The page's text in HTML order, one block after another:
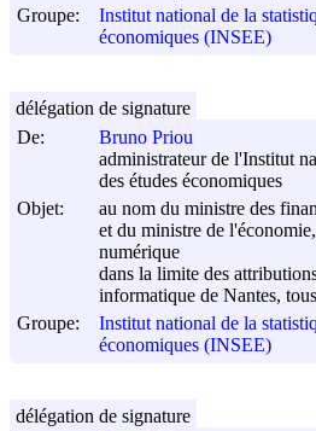
Groupe:
Institut national de la
économiques (INSEE)
De:
Bruno Priou
administrateur de l'Institut
des études économiques
Objet:
au nom du ministre des
et du ministre de
numérique
dans la limite des
informatique de Nantes,
Groupe:
Institut national de la
économiques (INSEE)
délégation de signature
délégation de signature